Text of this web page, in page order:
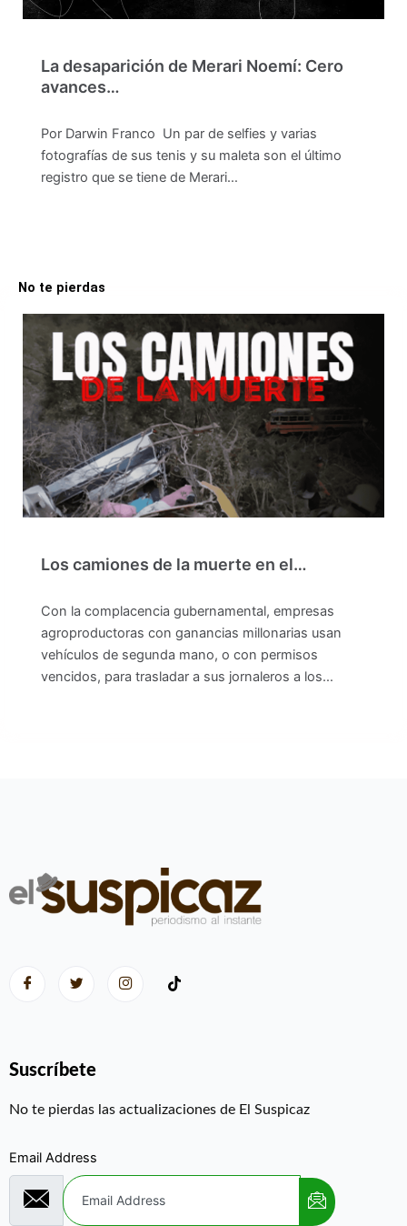
La desaparición de Merari Noemí: Cero
avances…
Por Darwin Franco Un par de selfies y varias
fotografías de sus tenis y su maleta son el último
registro que se tiene de Merari…
No te pierdas
Los camiones de la muerte en el…
Con la complacencia gubernamental, empresas
agroproductoras con ganancias millonarias usan
vehículos de segunda mano, o con permisos
vencidos, para trasladar a sus jornaleros a los…
Suscríbete
No te pierdas las actualizaciones de El Suspicaz
Email Address